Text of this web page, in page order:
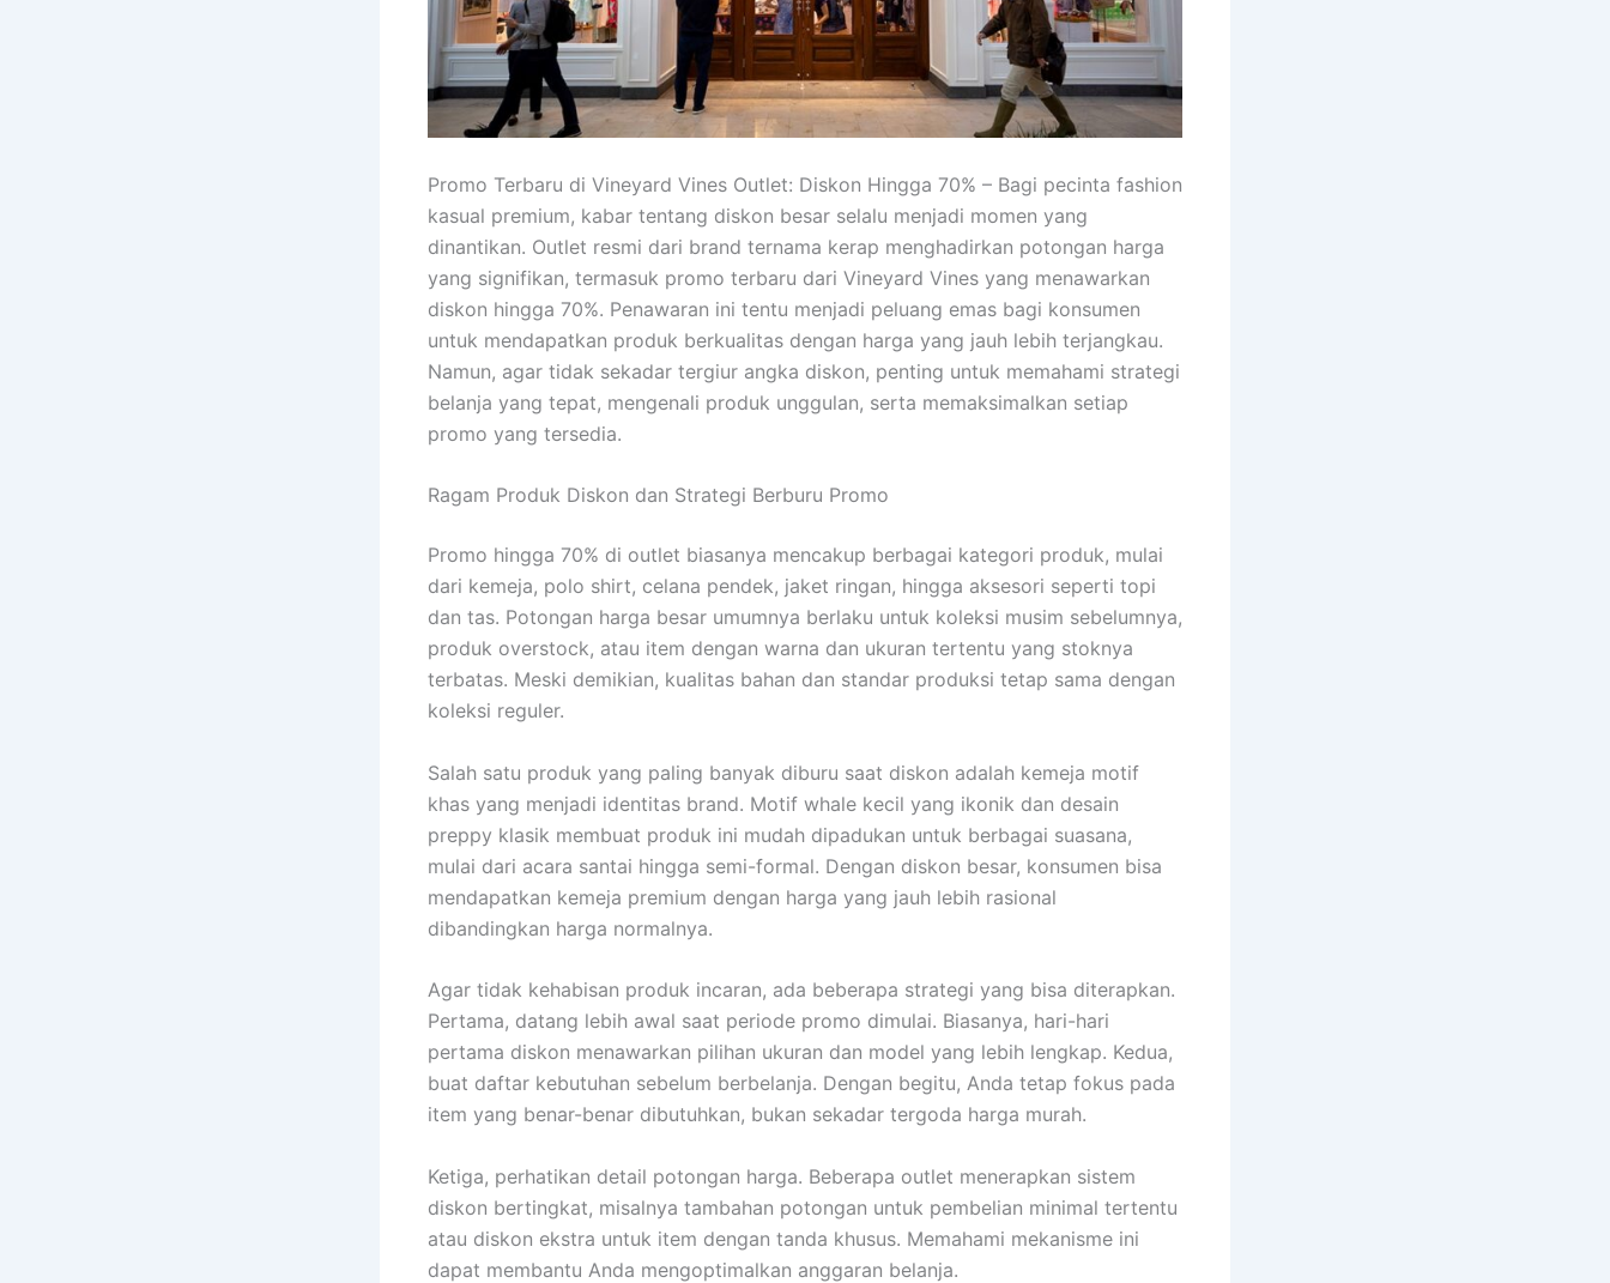
Promo Terbaru di Vineyard Vines Outlet: Diskon Hingga 70% – Bagi pecinta fashion
kasual premium, kabar tentang diskon besar selalu menjadi momen yang
dinantikan. Outlet resmi dari brand ternama kerap menghadirkan potongan harga
yang signifikan, termasuk promo terbaru dari Vineyard Vines yang menawarkan
diskon hingga 70%. Penawaran ini tentu menjadi peluang emas bagi konsumen
untuk mendapatkan produk berkualitas dengan harga yang jauh lebih terjangkau.
Namun, agar tidak sekadar tergiur angka diskon, penting untuk memahami strategi
belanja yang tepat, mengenali produk unggulan, serta memaksimalkan setiap
promo yang tersedia.
Ragam Produk Diskon dan Strategi Berburu Promo
Promo hingga 70% di outlet biasanya mencakup berbagai kategori produk, mulai
dari kemeja, polo shirt, celana pendek, jaket ringan, hingga aksesori seperti topi
dan tas. Potongan harga besar umumnya berlaku untuk koleksi musim sebelumnya,
produk overstock, atau item dengan warna dan ukuran tertentu yang stoknya
terbatas. Meski demikian, kualitas bahan dan standar produksi tetap sama dengan
koleksi reguler.
Salah satu produk yang paling banyak diburu saat diskon adalah kemeja motif
khas yang menjadi identitas brand. Motif whale kecil yang ikonik dan desain
preppy klasik membuat produk ini mudah dipadukan untuk berbagai suasana,
mulai dari acara santai hingga semi-formal. Dengan diskon besar, konsumen bisa
mendapatkan kemeja premium dengan harga yang jauh lebih rasional
dibandingkan harga normalnya.
Agar tidak kehabisan produk incaran, ada beberapa strategi yang bisa diterapkan.
Pertama, datang lebih awal saat periode promo dimulai. Biasanya, hari-hari
pertama diskon menawarkan pilihan ukuran dan model yang lebih lengkap. Kedua,
buat daftar kebutuhan sebelum berbelanja. Dengan begitu, Anda tetap fokus pada
item yang benar-benar dibutuhkan, bukan sekadar tergoda harga murah.
Ketiga, perhatikan detail potongan harga. Beberapa outlet menerapkan sistem
diskon bertingkat, misalnya tambahan potongan untuk pembelian minimal tertentu
atau diskon ekstra untuk item dengan tanda khusus. Memahami mekanisme ini
dapat membantu Anda mengoptimalkan anggaran belanja.